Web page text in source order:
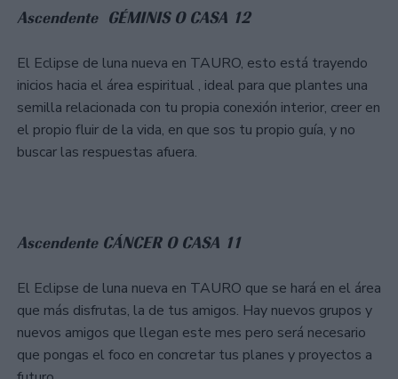
Ascendente GÉMINIS O CASA 12
El Eclipse de luna nueva en TAURO, esto está trayendo
inicios hacia el área espiritual , ideal para que plantes una
semilla relacionada con tu propia conexión interior, creer en
el propio fluir de la vida, en que sos tu propio guía, y no
buscar las respuestas afuera.
Ascendente CÁNCER O CASA 11
El Eclipse de luna nueva en TAURO que se hará en el área
que más disfrutas, la de tus amigos. Hay nuevos grupos y
nuevos amigos que llegan este mes pero será necesario
que pongas el foco en concretar tus planes y proyectos a